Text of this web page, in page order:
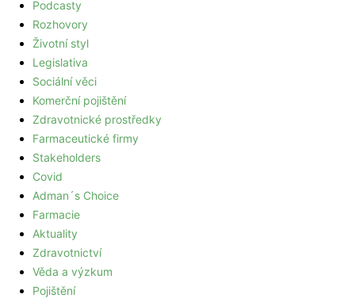
Podcasty
Rozhovory
Životní styl
Legislativa
Sociální věci
Komerční pojištění
Zdravotnické prostředky
Farmaceutické firmy
Stakeholders
Covid
Adman´s Choice
Farmacie
Aktuality
Zdravotnictví
Věda a výzkum
Pojištění